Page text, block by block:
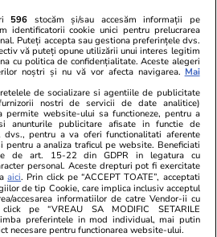
nu mai
596 stocăm și/sau accesăm informații pe
identificatorii cookie unici pentru prelucrarea
Puteți accepta sau gestiona preferințele dvs.
vă puteți opune utilizării unui interes legitim
cu politica de confidențialitate. Aceste alegeri
noștri și nu vă vor afecta navigarea. Mai
de socializare si agentiile de publicitate
nostri de servicii de date analitice)
permite website-ului sa functioneze, pentru a
anunturile publicitare afisate in functie de
dvs., pentru a va oferi functionalitati aferente
pentru a analiza traficul pe website. Beneficiati
de art. 15-22 din GDPR in legatura cu
personal. Aceste drepturi pot fi exercitate
aici. Prin click pe “ACCEPT TOATE”, acceptati
de tip Cookie, care implica inclusiv acceptul
accesarea informatiilor de catre Vendor-ii cu
pe “VREAU SA MODIFIC SETARILE
preferintele in mod individual, mai putin
necesare pentru functionarea website-ului.